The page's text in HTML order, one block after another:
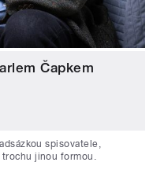
Čapkem
spisovatele,
trochu jinou formou.